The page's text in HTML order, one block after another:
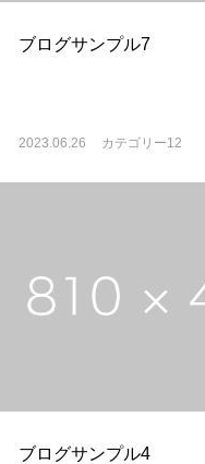
ブログサンプル7
2023.06.26 カテゴリー12
ブログサンプル4